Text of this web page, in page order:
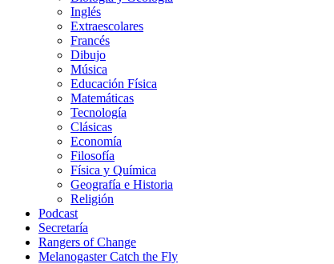
Inglés
Extraescolares
Francés
Dibujo
Música
Educación Física
Matemáticas
Tecnología
Clásicas
Economía
Filosofía
Física y Química
Geografía e Historia
Religión
Podcast
Secretaría
Rangers of Change
Melanogaster Catch the Fly